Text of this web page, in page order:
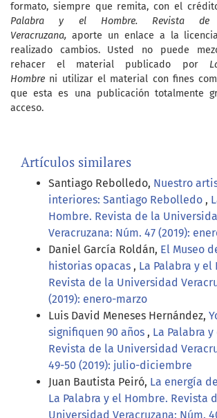
formato, siempre que remita, con el
Palabra y el Hombre. Revista de
Veracruzana, aporte un enlace a la
realizado cambios. Usted no puede
rehacer el material publicado por
Hombre ni utilizar el material con fines
que esta es una publicación totalmente
acceso.
Artículos similares
Santiago Rebolledo, Nuestro
interiores: Santiago Rebolledo ,
Hombre. Revista de la
Veracruzana: Núm. 47 (2019):
Daniel García Roldán, El Museo
historias opacas , La Palabra y el
Revista de la Universidad
(2019): enero-marzo
Luis David Meneses Hernández,
signifiquen 90 años , La Palabra
Revista de la Universidad
49-50 (2019): julio-diciembre
Juan Bautista Peiró, La energía
La Palabra y el Hombre. Revista
Universidad Veracruzana: Núm.